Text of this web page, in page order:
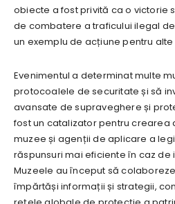
obiecte a fost privită ca o victorie
de combatere a traficului ilegal
un exemplu de acțiune pentru
Evenimentul a determinat multe
protocoalele de securitate și să
avansate de supraveghere și
fost un catalizator pentru crearea
muzee și agenții de aplicare a
răspunsuri mai eficiente în caz de
Muzeele au început să
împărtăși informații și strategii,